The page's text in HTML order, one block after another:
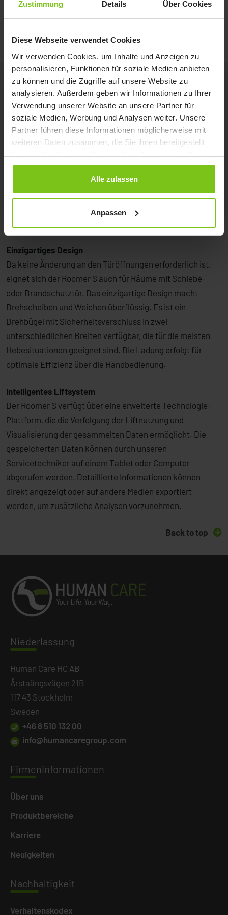
Zustimmung Details Über Cookies
Diese Webseite verwendet Cookies
Wir verwenden Cookies, um Inhalte und Anzeigen zu
personalisieren, Funktionen für soziale Medien anbieten
zu können und die Zugriffe auf unsere Website zu
analysieren. Außerdem geben wir Informationen zu Ihrer
Verwendung unserer Website an unsere Partner für
soziale Medien, Werbung und Analysen weiter. Unsere
Partner führen diese Informationen möglicherweise mit
weiteren Daten zusammen, die Sie ihnen bereitgestellt
haben oder die sie im Rahmen Ihrer Nutzung der Dienste
gesammelt haben.
Alle zulassen
Anpassen
RoomerS überträgt.
Video anssehen
Produkt-Spezifikationen
Produktname Artikelnummer
Roomer S 55300H-EU
Dokumente
Einzigartiges Design
Da keine Änderung an den Türöffnungen erforderlich ist,
eignet sich der Roomer S auch für Räume mit Schiebe-
oder Brandschutztür. Das einzigartige Design macht
Drehscheiben und Weichen überflüssig. Es ist ein
Drehbügel mit Sicherheitsverschluss in zwei
unterschiedlichen Breiten verfügbar, die für die meisten
Hebesituationen geeignet sind. Die Ladung erfolgt für
optimale Effizienz über die Handbedienung.
Intelligentes Liftsystem
Der Roomer S verfügt über eine erweiterte Technologie-
Plattform, die die Verfolgung der Liftnutzung und
Visualisierung der gesammelten Daten ermöglicht. Die
gespeicherten Daten können durch unseren
Servicetechniker auf einem Tablet oder Computer
abgerufen werden. Detaillierte Informationen können
direkt angezeigt oder auf andere Medien exportiert
werden, um zusätzliche Analysen vorzunehmen.
Back to top
Niederlassung
Human Care HC AB
Årstaängsvägen 21B
117 43 Stockholm
Sweden
+46 8 510 132 00
info@humancaregroup.com
Firmeninformationen
Über uns
Produktbereiche
Karriere
Neuigkeiten
Nachhaltigkeit
Verhaltenskodex